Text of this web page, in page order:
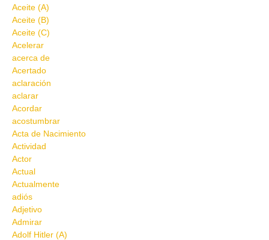
Aceite (A)
Aceite (B)
Aceite (C)
Acelerar
acerca de
Acertado
aclaración
aclarar
Acordar
acostumbrar
Acta de Nacimiento
Actividad
Actor
Actual
Actualmente
adiós
Adjetivo
Admirar
Adolf Hitler (A)